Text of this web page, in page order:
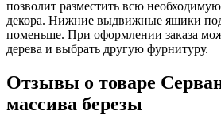
позволит разместить всю
декора. Нижние выдвижные ящики
поменьше. При оформлении заказа
дерева и выбрать другую фурнитуру.
Отзывы о товаре
массива березы